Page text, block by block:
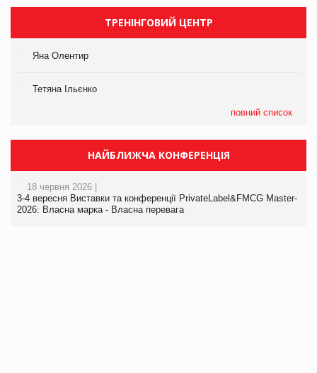
ТРЕНІНГОВИЙ ЦЕНТР
Яна Олентир
Тетяна Ільєнко
повний список
НАЙБЛИЖЧА КОНФЕРЕНЦІЯ
18 червня 2026 |
3-4 вересня Виставки та конференції PrivateLabel&FMCG Master-
2026: Власна марка - Власна перевага